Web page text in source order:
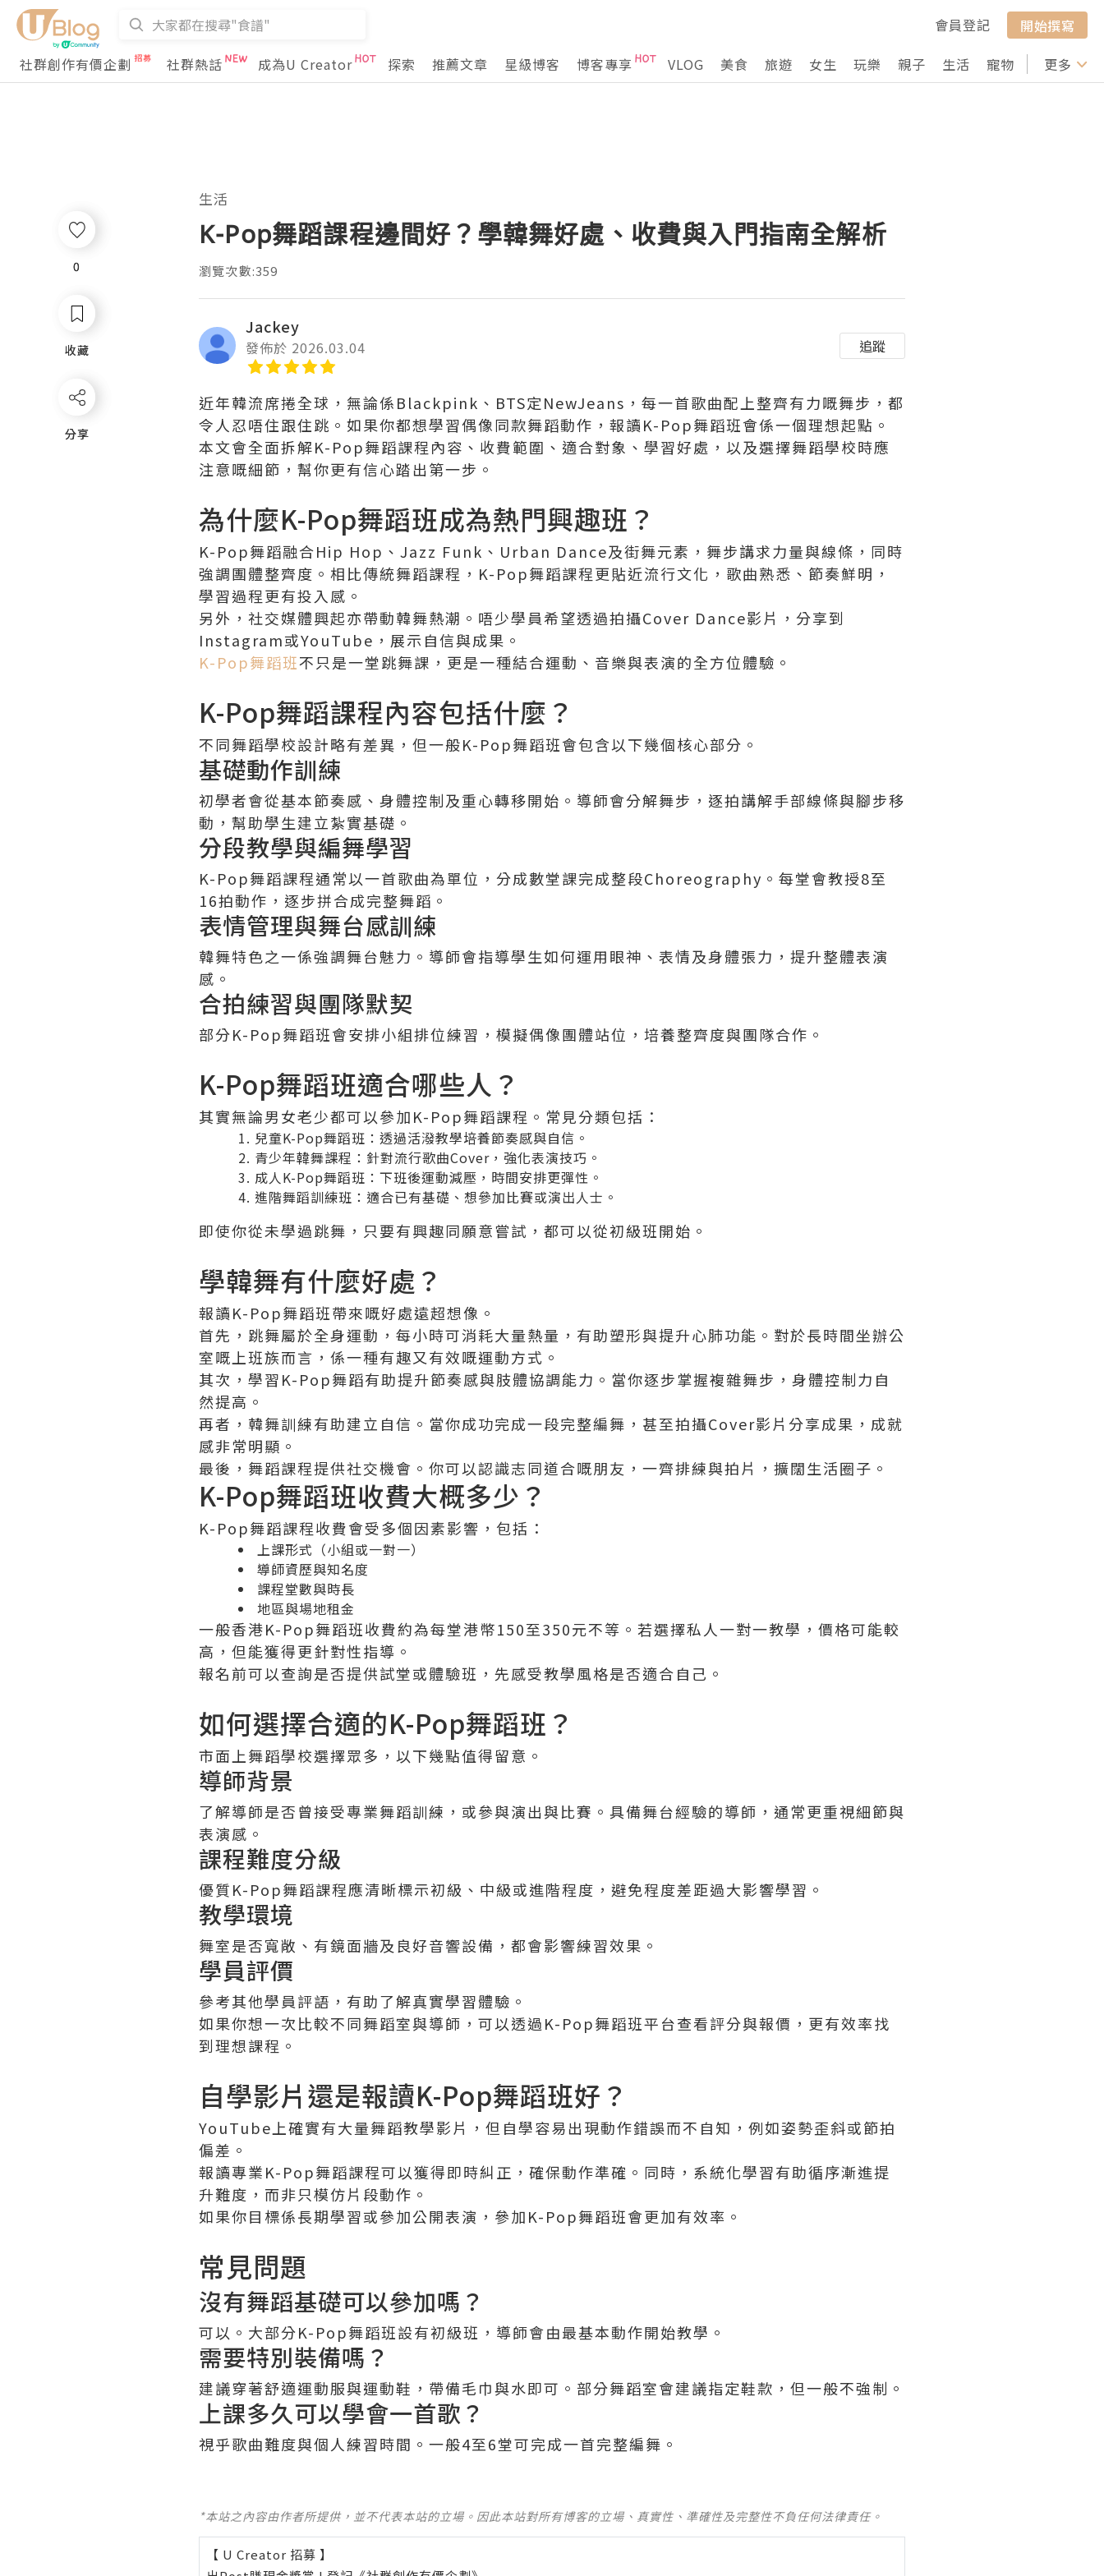
會員登記
開始撰寫
社群創作有價企劃
社群熱話 成為U Creator 探索 推薦文章 星級博客 博客專享 VLOG 美食 旅遊 女生 玩樂 親子 生活 寵物 行山 打卡
更多
0
收藏
分享
生活
K-Pop舞蹈課程邊間好？學韓舞好處、收費與入門指南全解析
瀏覽次數:359
Jackey
發佈於 2026.03.04 追蹤
近年韓流席捲全球，無論係Blackpink、BTS定NewJeans，每一首歌曲配上整齊有力嘅舞步，都
令人忍唔住跟住跳。如果你都想學習偶像同款舞蹈動作，報讀K-Pop舞蹈班會係一個理想起點。
本文會全面拆解K-Pop舞蹈課程內容、收費範圍、適合對象、學習好處，以及選擇舞蹈學校時應
注意嘅細節，幫你更有信心踏出第一步。
為什麼K-Pop舞蹈班成為熱門興趣班？
K-Pop舞蹈融合Hip Hop、Jazz Funk、Urban Dance及街舞元素，舞步講求力量與線條，同時
強調團體整齊度。相比傳統舞蹈課程，K-Pop舞蹈課程更貼近流行文化，歌曲熟悉、節奏鮮明，
學習過程更有投入感。
另外，社交媒體興起亦帶動韓舞熱潮。唔少學員希望透過拍攝Cover Dance影片，分享到
Instagram或YouTube，展示自信與成果。
K-Pop舞蹈班不只是一堂跳舞課，更是一種結合運動、音樂與表演的全方位體驗。
K-Pop舞蹈課程內容包括什麼？
不同舞蹈學校設計略有差異，但一般K-Pop舞蹈班會包含以下幾個核心部分。
基礎動作訓練
初學者會從基本節奏感、身體控制及重心轉移開始。導師會分解舞步，逐拍講解手部線條與腳步移
動，幫助學生建立紮實基礎。
分段教學與編舞學習
K-Pop舞蹈課程通常以一首歌曲為單位，分成數堂課完成整段Choreography。每堂會教授8至
16拍動作，逐步拼合成完整舞蹈。
表情管理與舞台感訓練
韓舞特色之一係強調舞台魅力。導師會指導學生如何運用眼神、表情及身體張力，提升整體表演
感。
合拍練習與團隊默契
部分K-Pop舞蹈班會安排小組排位練習，模擬偶像團體站位，培養整齊度與團隊合作。
K-Pop舞蹈班適合哪些人？
其實無論男女老少都可以參加K-Pop舞蹈課程。常見分類包括：
兒童K-Pop舞蹈班：透過活潑教學培養節奏感與自信。
青少年韓舞課程：針對流行歌曲Cover，強化表演技巧。
成人K-Pop舞蹈班：下班後運動減壓，時間安排更彈性。
進階舞蹈訓練班：適合已有基礎、想參加比賽或演出人士。
即使你從未學過跳舞，只要有興趣同願意嘗試，都可以從初級班開始。
學韓舞有什麼好處？
報讀K-Pop舞蹈班帶來嘅好處遠超想像。
首先，跳舞屬於全身運動，每小時可消耗大量熱量，有助塑形與提升心肺功能。對於長時間坐辦公
室嘅上班族而言，係一種有趣又有效嘅運動方式。
其次，學習K-Pop舞蹈有助提升節奏感與肢體協調能力。當你逐步掌握複雜舞步，身體控制力自
然提高。
再者，韓舞訓練有助建立自信。當你成功完成一段完整編舞，甚至拍攝Cover影片分享成果，成就
感非常明顯。
最後，舞蹈課程提供社交機會。你可以認識志同道合嘅朋友，一齊排練與拍片，擴闊生活圈子。
K-Pop舞蹈班收費大概多少？
K-Pop舞蹈課程收費會受多個因素影響，包括：
上課形式（小組或一對一）
導師資歷與知名度
課程堂數與時長
地區與場地租金
一般香港K-Pop舞蹈班收費約為每堂港幣150至350元不等。若選擇私人一對一教學，價格可能較
高，但能獲得更針對性指導。
報名前可以查詢是否提供試堂或體驗班，先感受教學風格是否適合自己。
如何選擇合適的K-Pop舞蹈班？
市面上舞蹈學校選擇眾多，以下幾點值得留意。
導師背景
了解導師是否曾接受專業舞蹈訓練，或參與演出與比賽。具備舞台經驗的導師，通常更重視細節與
表演感。
課程難度分級
優質K-Pop舞蹈課程應清晰標示初級、中級或進階程度，避免程度差距過大影響學習。
教學環境
舞室是否寬敞、有鏡面牆及良好音響設備，都會影響練習效果。
學員評價
參考其他學員評語，有助了解真實學習體驗。
如果你想一次比較不同舞蹈室與導師，可以透過K-Pop舞蹈班平台查看評分與報價，更有效率找
到理想課程。
自學影片還是報讀K-Pop舞蹈班好？
YouTube上確實有大量舞蹈教學影片，但自學容易出現動作錯誤而不自知，例如姿勢歪斜或節拍
偏差。
報讀專業K-Pop舞蹈課程可以獲得即時糾正，確保動作準確。同時，系統化學習有助循序漸進提
升難度，而非只模仿片段動作。
如果你目標係長期學習或參加公開表演，參加K-Pop舞蹈班會更加有效率。
常見問題
沒有舞蹈基礎可以參加嗎？
可以。大部分K-Pop舞蹈班設有初級班，導師會由最基本動作開始教學。
需要特別裝備嗎？
建議穿著舒適運動服與運動鞋，帶備毛巾與水即可。部分舞蹈室會建議指定鞋款，但一般不強制。
上課多久可以學會一首歌？
視乎歌曲難度與個人練習時間。一般4至6堂可完成一首完整編舞。
*本站之內容由作者所提供，並不代表本站的立場。因此本站對所有博客的立場、真實性、準確性及完整性不負任何法律責任。
【 U Creator 招募 】
0
收藏
分享